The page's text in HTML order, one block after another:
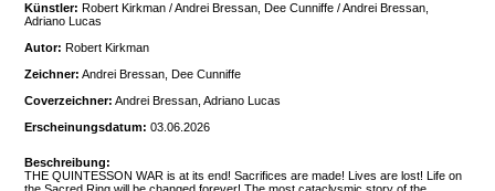
Künstler: Robert Kirkman / Andrei Bressan, Dee Cunniffe / Andrei Bressan,
Adriano Lucas
Autor: Robert Kirkman
Zeichner: Andrei Bressan, Dee Cunniffe
Coverzeichner: Andrei Bressan, Adriano Lucas
Erscheinungsdatum: 03.06.2026
Beschreibung:
THE QUINTESSON WAR is at its end! Sacrifices are made! Lives are lost! Life on